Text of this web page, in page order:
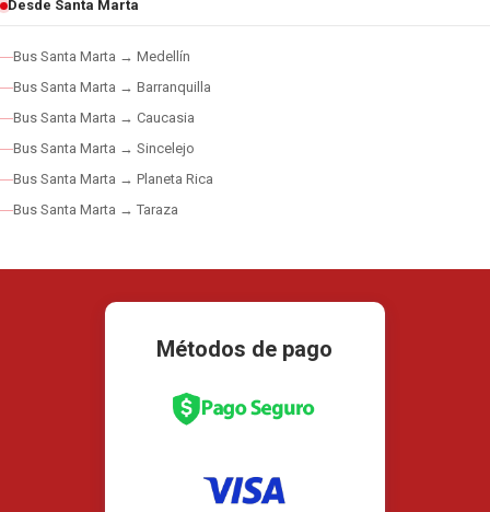
Desde Santa Marta
Bus Santa Marta → Medellín
Bus Santa Marta → Barranquilla
Bus Santa Marta → Caucasia
Bus Santa Marta → Sincelejo
Bus Santa Marta → Planeta Rica
Bus Santa Marta → Taraza
Métodos de pago